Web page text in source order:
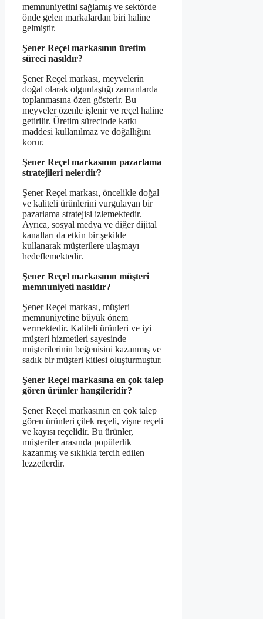
memnuniyetini sağlamış ve sektörde
önde gelen markalardan biri haline
gelmiştir.
Şener Reçel markasının üretim
süreci nasıldır?
Şener Reçel markası, meyvelerin
doğal olarak olgunlaştığı zamanlarda
toplanmasına özen gösterir. Bu
meyveler özenle işlenir ve reçel haline
getirilir. Üretim sürecinde katkı
maddesi kullanılmaz ve doğallığını
korur.
Şener Reçel markasının pazarlama
stratejileri nelerdir?
Şener Reçel markası, öncelikle doğal
ve kaliteli ürünlerini vurgulayan bir
pazarlama stratejisi izlemektedir.
Ayrıca, sosyal medya ve diğer dijital
kanalları da etkin bir şekilde
kullanarak müşterilere ulaşmayı
hedeflemektedir.
Şener Reçel markasının müşteri
memnuniyeti nasıldır?
Şener Reçel markası, müşteri
memnuniyetine büyük önem
vermektedir. Kaliteli ürünleri ve iyi
müşteri hizmetleri sayesinde
müşterilerinin beğenisini kazanmış ve
sadık bir müşteri kitlesi oluşturmuştur.
Şener Reçel markasına en çok talep
gören ürünler hangileridir?
Şener Reçel markasının en çok talep
gören ürünleri çilek reçeli, vişne reçeli
ve kayısı reçelidir. Bu ürünler,
müşteriler arasında popülerlik
kazanmış ve sıklıkla tercih edilen
lezzetlerdir.